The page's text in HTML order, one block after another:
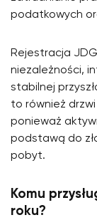
podatkowych
Rejestracja
niezależności,
stabilnej
to również
ponieważ
podstawą do
pobyt.
Komu
roku?